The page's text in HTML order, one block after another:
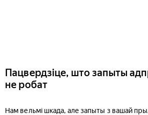
Пацвердзіце, што запыты
не робат
Нам вельмі шкада, але запыты з вашай